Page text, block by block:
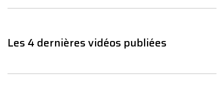
Les 4 dernières vidéos publiées